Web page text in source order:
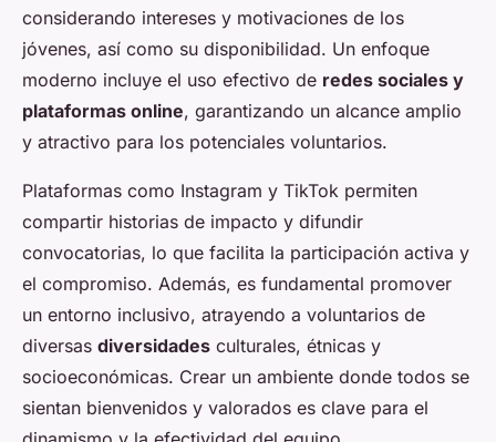
considerando intereses y motivaciones de los
jóvenes, así como su disponibilidad. Un enfoque
moderno incluye el uso efectivo de redes sociales y
plataformas online, garantizando un alcance amplio
y atractivo para los potenciales voluntarios.
Plataformas como Instagram y TikTok permiten
compartir historias de impacto y difundir
convocatorias, lo que facilita la participación activa y
el compromiso. Además, es fundamental promover
un entorno inclusivo, atrayendo a voluntarios de
diversas diversidades culturales, étnicas y
socioeconómicas. Crear un ambiente donde todos se
sientan bienvenidos y valorados es clave para el